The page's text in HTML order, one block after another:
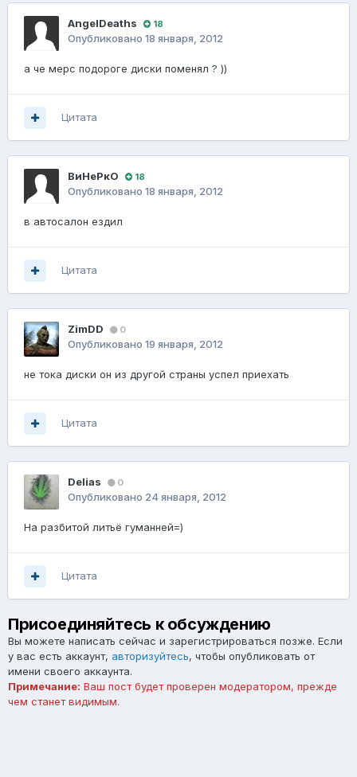
AngelDeaths 18
Опубликовано 18 января, 2012
а че мерс подороге диски поменял ? ))
Цитата
ВиНеРкО 18
Опубликовано 18 января, 2012
в автосалон ездил
Цитата
ZimDD 0
Опубликовано 19 января, 2012
не тока диски он из другой страны успел приехать
Цитата
Delias 0
Опубликовано 24 января, 2012
На разбитой литьё гуманней=)
Цитата
Присоединяйтесь к обсуждению
Вы можете написать сейчас и зарегистрироваться позже. Если
у вас есть аккаунт, авторизуйтесь, чтобы опубликовать от
имени своего аккаунта.
Примечание: Ваш пост будет проверен модератором, прежде
чем станет видимым.